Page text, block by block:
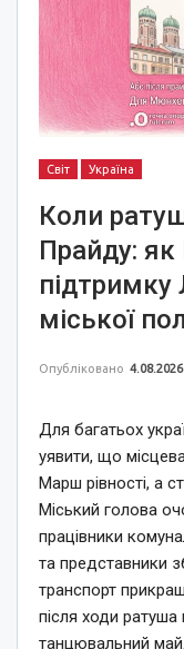
Світ Україна
Коли
Прайду:
міської
Опубліковано 4.08.2026
Для багатьох
уявити, що
Марш рівності, а
Міський голова
працівники
та представники
транспорт
після ходи
танцювальний